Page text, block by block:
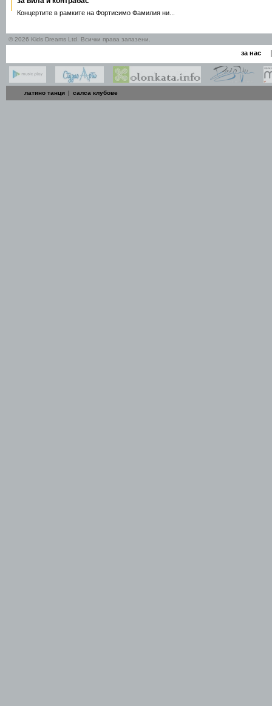
Концертите в рамките на Фортисимо Фамилия ни...
© 2026 Kids Dreams Ltd. Всички права запазени.
за нас
латино танци | салса клубове